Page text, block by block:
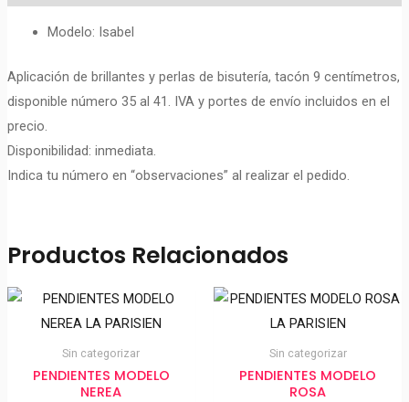
Modelo: Isabel
Aplicación de brillantes y perlas de bisutería, tacón 9 centímetros,
disponible número 35 al 41. IVA y portes de envío incluidos en el
precio.
Disponibilidad: inmediata.
Indica tu número en “observaciones” al realizar el pedido.
Productos Relacionados
Sin categorizar
PENDIENTES MODELO
NEREA
Sin categorizar
PENDIENTES MODELO
ROSA